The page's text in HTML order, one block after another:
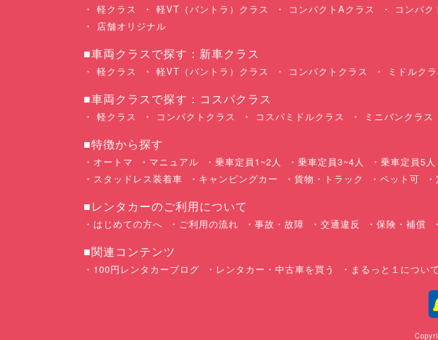
軽クラス 軽VT（バントラ）クラス コンパクトAクラス コンパク
店舗オリジナル
■車両クラスで探す：新車クラス
軽クラス 軽VT（バントラ）クラス コンパクトクラス ミドルク
■車両クラスで探す：コスパクラス
軽クラス コンパクトクラス コスパミドルクラス ミニバンクラス
■特徴から探す
オートマ マニュアル 乗車定員1~2人 乗車定員3~4人 乗車定員5人
スタッドレス装着車
キャンピングカー 貨物・トラック ペット可
■レンタカーのご利用について
はじめての方へ ご利用の流れ 事故・故障 交通違反 保険・補償
■関連コンテンツ
100円レンタカーブログ レンタカー・中古車を買う まるっと１について